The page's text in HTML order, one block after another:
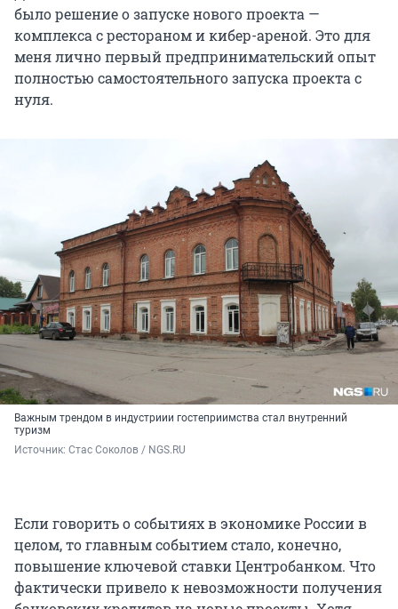
было решение о запуске нового проекта —
комплекса с рестораном и кибер-ареной. Это для
меня лично первый предпринимательский опыт
полностью самостоятельного запуска проекта с
нуля.
Важным трендом в индустриии гостеприимства стал внутренний
туризм
Источник: Стас Соколов / NGS.RU
Если говорить о событиях в экономике России в
целом, то главным событием стало, конечно,
повышение ключевой ставки Центробанком. Что
фактически привело к невозможности получения